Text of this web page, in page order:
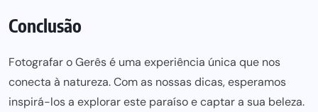
Conclusão
Fotografar o Gerês é uma experiência única que nos
conecta à natureza. Com as nossas dicas, esperamos
inspirá-los a explorar este paraíso e captar a sua beleza.